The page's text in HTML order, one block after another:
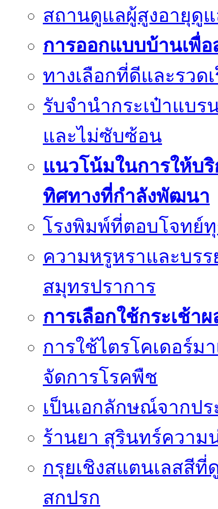
สถานดูแลผู้สูงอายุดู
การออกแบบบ้านเพื่
ทางเลือกที่ดีและรวด
รับจำนำกระเป๋าแบ
และไม่ซับซ้อน
แนวโน้มในการให้บ
ทิศทางที่กำลังพัฒนา
โรงพิมพ์ที่ตอบโจทย์
ความหรูหราและบร
สมุทรปราการ
การเลือกใช้กระเช้า
การใช้ไตรโคเดอร์
จัดการโรคพืช
เป็นเอกลักษณ์จากป
ร้านยา สุรินทร์ความ
กรุยเชิงสแตนเลสสี
สกปรก